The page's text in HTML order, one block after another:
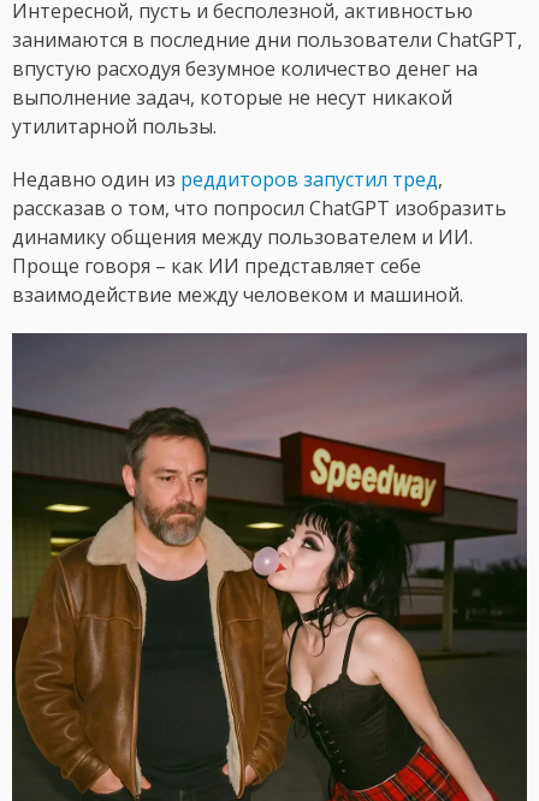
Интересной, пусть и бесполезной, активностью
занимаются в последние дни пользователи ChatGPT,
впустую расходуя безумное количество денег на
выполнение задач, которые не несут никакой
утилитарной пользы.
Недавно один из реддиторов запустил тред,
рассказав о том, что попросил ChatGPT изобразить
динамику общения между пользователем и ИИ.
Проще говоря – как ИИ представляет себе
взаимодействие между человеком и машиной.